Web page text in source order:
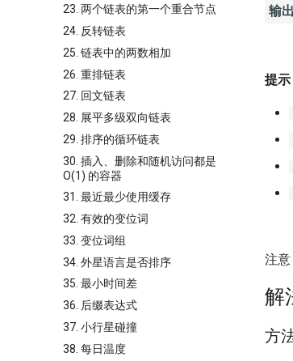
23. 两个链表的第一个重合节点
24. 反转链表
25. 链表中的两数相加
26. 重排链表
27. 回文链表
28. 展平多级双向链表
29. 排序的循环链表
30. 插入、删除和随机访问都是
O(1) 的容器
31. 最近最少使用缓存
32. 有效的变位词
33. 变位词组
34. 外星语言是否排序
35. 最小时间差
36. 后缀表达式
37. 小行星碰撞
38. 每日温度
输
提示
注意
解
方